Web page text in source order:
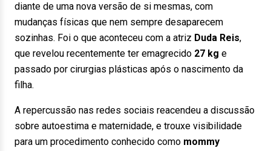
diante de uma nova versão de si mesmas, com
mudanças físicas que nem sempre desaparecem
sozinhas. Foi o que aconteceu com a atriz Duda Reis,
que revelou recentemente ter emagrecido 27 kg e
passado por cirurgias plásticas após o nascimento da
filha.
A repercussão nas redes sociais reacendeu a discussão
sobre autoestima e maternidade, e trouxe visibilidade
para um procedimento conhecido como mommy